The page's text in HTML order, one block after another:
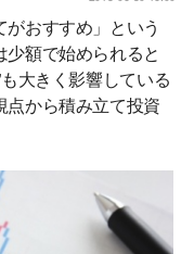
おすすめ」という
額で始められると
大きく影響している
から積み立て投資